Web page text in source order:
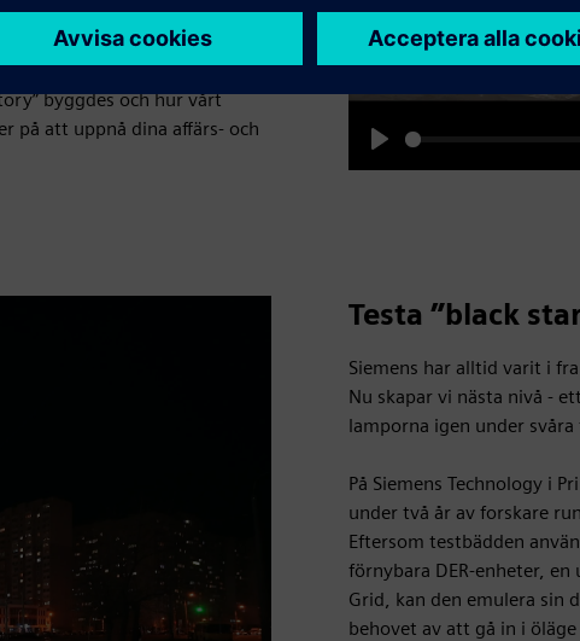
som kan replikeras
byggdes och hur vårt
på att uppnå dina affärs- och
Play
Testa ”black
Siemens har alltid varit i
Nu skapar vi nästa nivå -
lamporna igen under
På Siemens Technology i
under två år av forskare
Eftersom testbädden
förnybara DER-enheter,
Grid, kan den emulera sin
behovet av att gå in i